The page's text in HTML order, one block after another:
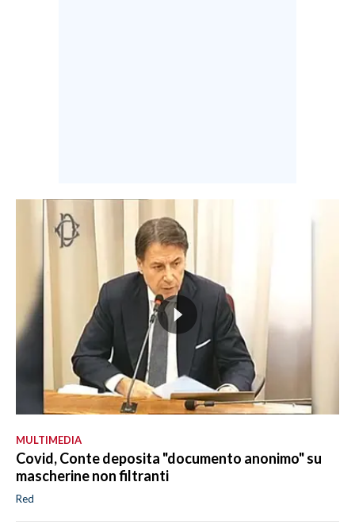
MULTIMEDIA
Covid, Conte deposita "documento anonimo" su
mascherine non filtranti
Red